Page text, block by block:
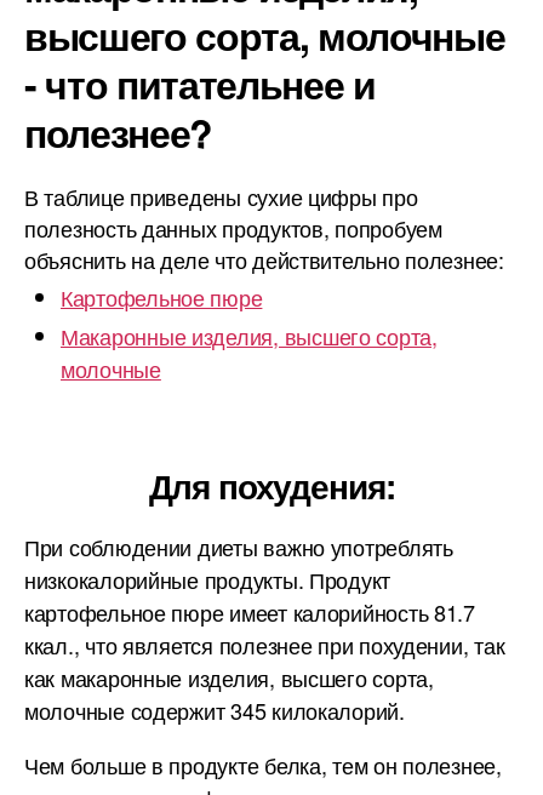
высшего сорта, молочные
- что питательнее и
полезнее?
В таблице приведены сухие цифры про
полезность данных продуктов, попробуем
объяснить на деле что действительно полезнее:
Картофельное пюре
Макаронные изделия, высшего сорта,
молочные
Для похудения:
При соблюдении диеты важно употреблять
низкокалорийные продукты. Продукт
картофельное пюре имеет калорийность 81.7
ккал., что является полезнее при похудении, так
как макаронные изделия, высшего сорта,
молочные содержит 345 килокалорий.
Чем больше в продукте белка, тем он полезнее,